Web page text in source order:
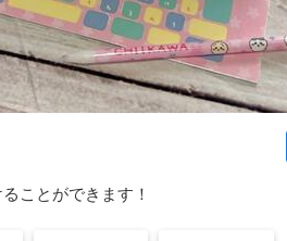
ことができます！